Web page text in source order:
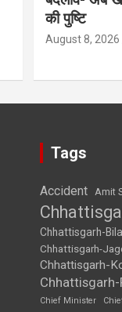
की पुष्टि
August 8, 2026
Tags
Accident Amit
Chhattisgarh-
Chhattisgarh-
Chhattisgarh-
Chhattisgarh-
Chief Minister